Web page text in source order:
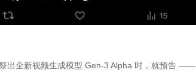
出全新视频生成模型 Gen-3 Alpha 时，就预告 ——